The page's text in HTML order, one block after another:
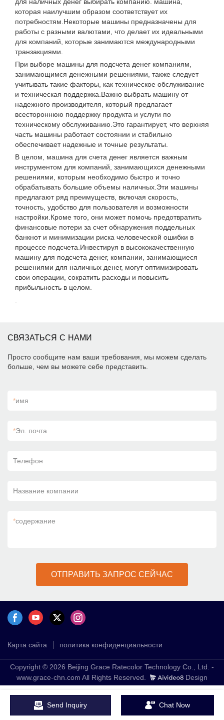
которая наилучшим образом соответствует их
потребностям.Некоторые машины предназначены для
работы с разными валютами, что делает их идеальными
для компаний, которые занимаются международными
транзакциями.
При выборе машины для подсчета денег компаниям,
занимающимся денежными решениями, также следует
учитывать такие факторы, как техническое обслуживание
и техническая поддержка.Важно выбрать машину от
надежного производителя, который предлагает
всестороннюю поддержку продукта и услуги по
техническому обслуживанию.Это гарантирует, что верхняя
часть машины работает состоянии и стабильно
обеспечивает надежные и точные результаты.
В целом, машина для счета денег является важным
инструментом для компаний, занимающихся денежными
решениями, которым необходимо быстро и точно
обрабатывать большие объемы наличных.Эти машины
предлагают ряд преимуществ, включая скорость,
точность, удобство для пользователя и возможности
настройки.Кроме того, они может помочь предотвратить
финансовые потери за счет обнаружения поддельных
банкнот и минимизации риска человеческой ошибки в
процессе подсчета.Инвестируя в высококачественную
машину для подсчета денег, компании, занимающиеся
решениями для наличных денег, могут оптимизировать
свои операции, сократить расходы и повысить
прибыльность в целом.
СВЯЗАТЬСЯ С НАМИ
Просто сообщите нам ваши требования, мы можем сделать
больше, чем вы можете себе представить.
*имя
*Эл. почта
Телефон
Название компании
*содержание
ОТПРАВИТЬ ЗАПРОС СЕЙЧАС
Карта сайта политика конфиденциальности
Copyright © 2026 Beijing Grace Ratecolor Technology Co., Ltd. -
www.grace-chn.com All Rights Reserved.
Design
Send Inquiry Chat Now